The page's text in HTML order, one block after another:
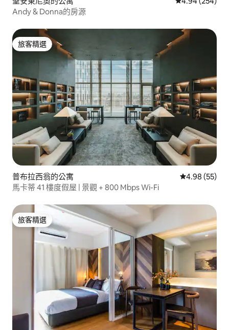
Andy & Donna的房源
旅客精選
旅客精選
普布拉西翁的公寓 從 55 則評價
4.98 (55)
馬卡蒂 41 樓度假屋 | 景觀 + 800 Mbps Wi-Fi
旅客精選
旅客精選